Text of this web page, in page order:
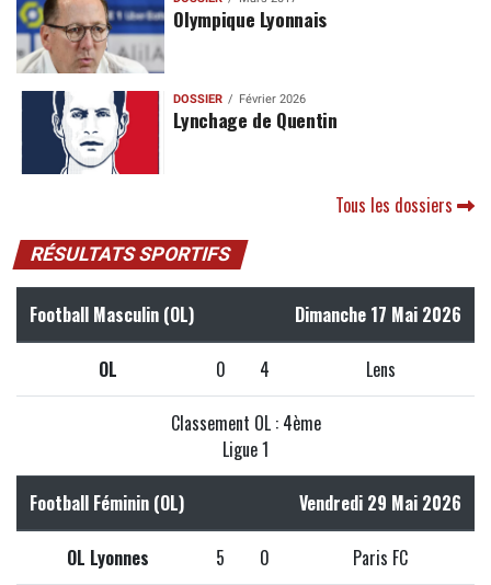
Olympique Lyonnais
DOSSIER Février 2026
Lynchage de Quentin
Tous les dossiers
RÉSULTATS SPORTIFS
Football Masculin (OL) Dimanche 17 Mai 2026
OL 0 4 Lens
Classement OL : 4ème
Ligue 1
Football Féminin (OL) Vendredi 29 Mai 2026
OL Lyonnes 5 0 Paris FC